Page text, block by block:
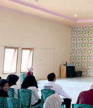
teknis pelayanan
edukator
Penyuluhan
penularan,
pemeriksaan
hingga tuntas,
penyintas TBC di